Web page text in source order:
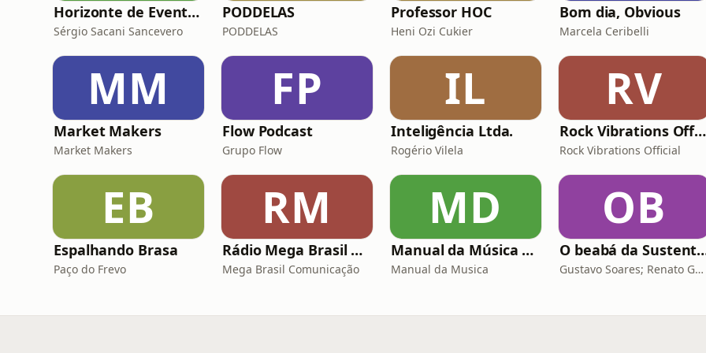
Horizonte de Eventos
Sérgio Sacani Sancevero
PODDELAS
PODDELAS
Professor HOC
Heni Ozi Cukier
Bom dia, Obvious
Marcela Ceribelli
MM
Market Makers
Market Makers
FP
Flow Podcast
Grupo Flow
IL
Inteligência Ltda.
Rogério Vilela
RV
Rock Vibrations Official
Rock Vibrations Official
EB
Espalhando Brasa
Paço do Frevo
RM
Rádio Mega Brasil Online
Mega Brasil Comunicação
MD
Manual da Música Podcast
Manual da Musica
OB
O beabá da
Gustavo Soares; Renato Gatti